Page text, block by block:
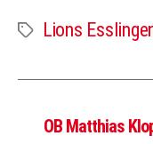
Schlagwörter
Lions
OB Matthias